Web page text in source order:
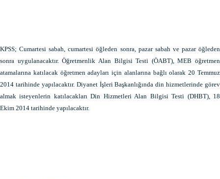
KPSS; Cumartesi sabah, cumartesi öğleden sonra, pazar sabah ve pazar öğleden
sonra uygulanacaktır. Öğretmenlik Alan Bilgisi Testi (ÖABT), MEB öğretmen
atamalarına katılacak öğretmen adayları için alanlarına bağlı olarak 20 Temmuz
2014 tarihinde yapılacaktır. Diyanet İşleri Başkanlığında din hizmetlerinde görev
almak isteyenlerin katılacakları Din Hizmetleri Alan Bilgisi Testi (DHBT), 18
Ekim 2014 tarihinde yapılacaktır.